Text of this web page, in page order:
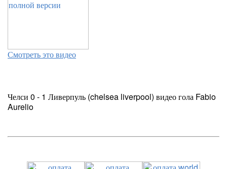
Смотреть это видео
Челси 0 - 1 Ливерпуль (chelsea liverpool) видео гола Fabio
Aurelio